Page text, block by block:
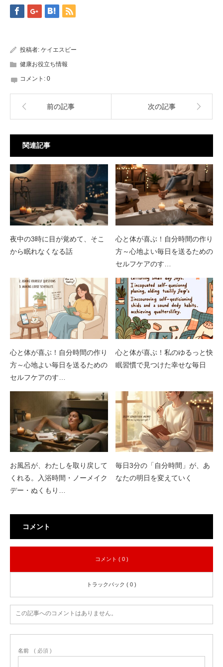
投稿者: ケイエスビー
健康お役立ち情報
コメント: 0
前の記事 次の記事
関連記事
夜中の3時に目が覚めて、そこ
から眠れなくなる話
心と体が喜ぶ！自分時間の作り
方～心地よい毎日を送るための
セルフケアのす…
心と体が喜ぶ！自分時間の作り
方～心地よい毎日を送るための
セルフケアのす…
心と体が喜ぶ！私のゆるっと快
眠習慣で見つけた幸せな毎日
お風呂が、わたしを取り戻して
くれる。入浴時間・ノーメイク
デー・ぬくもり…
毎日3分の「自分時間」が、あ
なたの明日を変えていく
コメント
コメント ( 0 )
トラックバック ( 0 )
この記事へのコメントはありません。
名前 ( 必須 )